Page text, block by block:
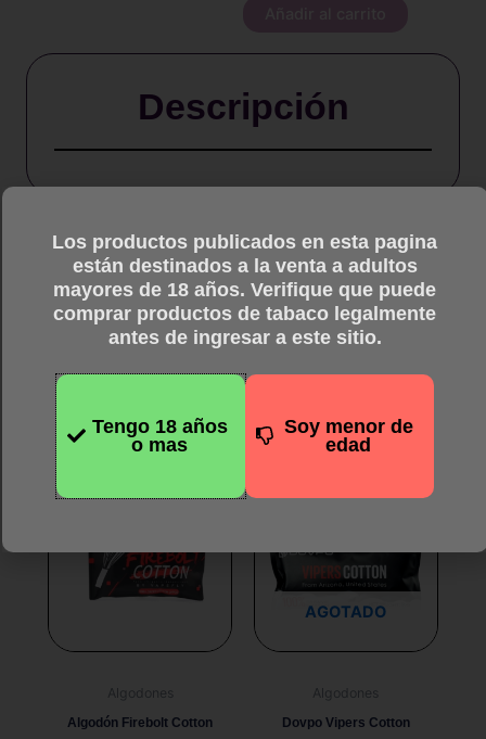
Kit
(2pcs/pack)
cantidad
Descripción
Productos
relacionados
Algodones
Algodón Firebolt Cotton
AGOTADO
Algodones
Dovpo Vipers Cotton
Los productos publicados en esta pagina
están destinados a la venta a adultos
mayores de 18 años. Verifique que puede
comprar productos de tabaco legalmente
antes de ingresar a este sitio.
Tengo 18 años
o mas
Soy menor de
edad